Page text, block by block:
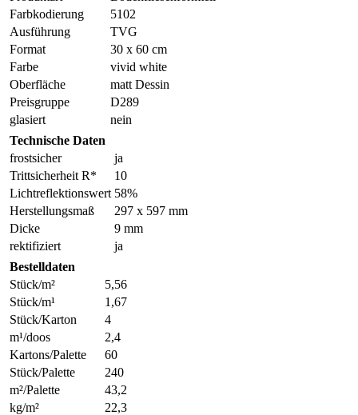
Farbkodierung
5102
Ausführung
TVG
Format
30 x 60 cm
Farbe
vivid white
Oberfläche
matt Dessin
Preisgruppe
D289
glasiert
nein
Technische Daten
frostsicher
ja
Trittsicherheit R*
10
Lichtreflektionswert 58%
Herstellungsmaß
297 x 597 mm
Dicke
9 mm
rektifiziert
ja
Bestelldaten
Stück/m²
5,56
Stück/m¹
1,67
Stück/Karton
4
m¹/doos
2,4
Kartons/Palette
60
Stück/Palette
240
m²/Palette
43,2
kg/m²
22,3